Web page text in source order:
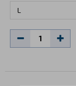
L